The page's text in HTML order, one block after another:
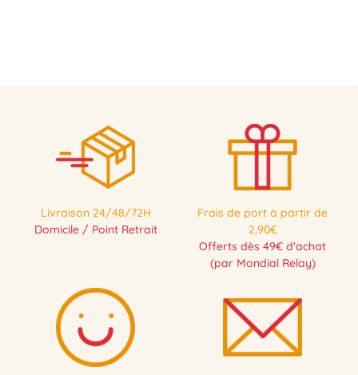
Livraison 24/48/72H
Domicile / Point Retrait
Frais de port à partir de
2,90€
Offerts dès 49€ d'achat
(par Mondial Relay)